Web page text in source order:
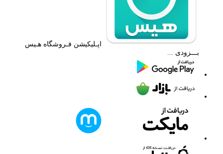
اپـلیکیشن فـروشگاه هـیس
بـــزودی ...